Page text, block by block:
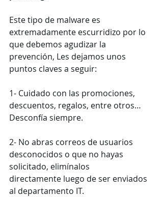
Este tipo de malware es
extremadamente escurridizo por lo
que debemos agudizar la
prevención, Les dejamos unos
puntos claves a seguir:
1- Cuidado con las promociones,
descuentos, regalos, entre otros…
Desconfía siempre.
2- No abras correos de usuarios
desconocidos o que no hayas
solicitado, elimínalos
directamente luego de ser enviados
al departamento IT.